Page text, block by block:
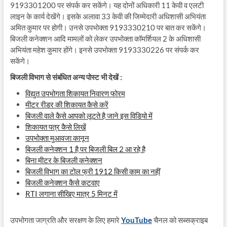
9193301200 पर संपर्क कर सकेंगे। यह दोनों अधिकारी 11 केवी व एलटी
लाइन के कार्य देखेंगे। इसके अलावा 33 केवी की जिम्मेदारी अधिशासी अभियंता
अमित कुमार पर होगी। उनसे उपभोक्ता 9193330210 पर बात कर सकेंगे।
बिजली कनेक्शन आदि मामलों को लेकर उपभोक्ता कॉमर्शियल 2 के अधिशासी
अभियंता महेश कुमार होंगे। इनसे उपभोक्ता 9193330226 पर संपर्क कर
सकेंगे।
बिजली विभाग से संबंधित अन्य पोस्ट भी देखें :
विद्युत उपभोगता शिकायत निवारण फोरम
मीटर रीडर की शिकायत कैसे करें
बिजली वाले कैसे आपको लूटते है जाने इस विडियो में
शिकायत पत्र कैसे लिखें
उपभोक्ता मुआवजा कानून
बिजली कनेक्शन 1 है पर बिजली बिल 2 आ रहे है
बिना मीटर के बिजली कनेक्शन
बिजली विभाग का टोल फ्री 1912 किसी काम का नहीं
बिजली कनेक्शन कैसे कटवाए
RTI लगाना सीखिए मात्र 5 मिनट में
उपभोगता जाग्रति और सरक्षण के लिए हमारेYouTubeचैनल को सब्सक्राइब